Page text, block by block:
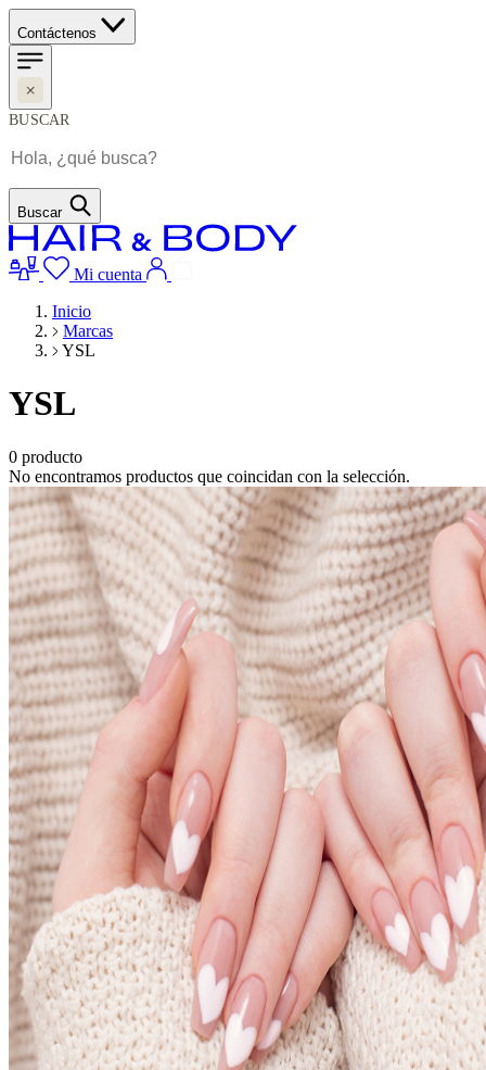
Contáctenos
BUSCAR
Buscar
Mi cuenta
Inicio
Marcas
YSL
YSL
0 producto
No encontramos productos que coincidan con la selección.